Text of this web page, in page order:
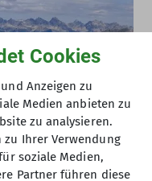
Cookies
Anzeigen zu
Medien anbieten zu
zu analysieren.
Ihrer Verwendung
soziale Medien,
Partner führen diese